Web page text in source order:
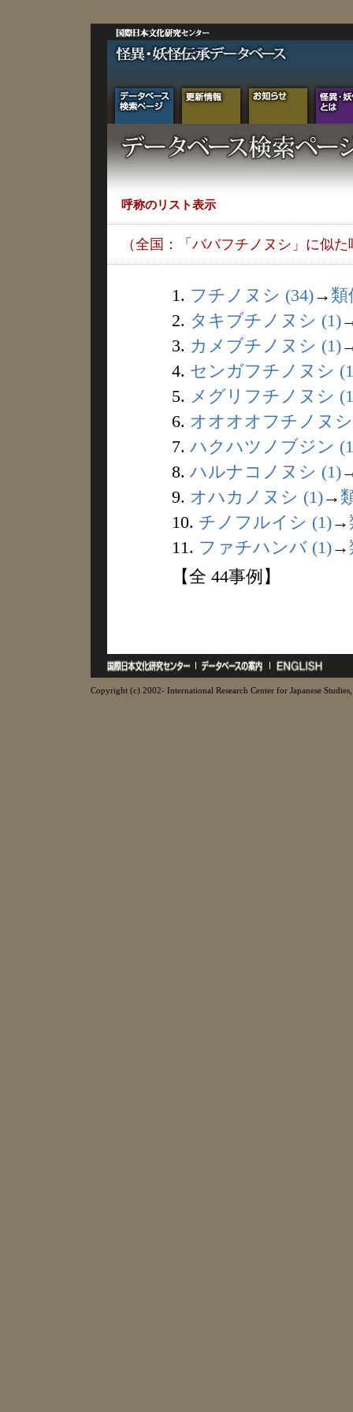
呼称のリスト表示
（全国：「ババフチノヌシ」に似た
1. フチノヌシ (34)→ 類
2. タキブチノヌシ (1)
3. カメブチノヌシ (1)
4. センガフチノヌシ
5. メグリフチノヌシ
6. オオオオフチノヌ
7. ハクハツノブジン
8. ハルナコノヌシ (1)
9. オハカノヌシ (1)→
10. チノフルイシ (1)→
11. ファチハンバ (1)→
【全 44事例】
Copyright (c) 2002- International Research Center for Japanese